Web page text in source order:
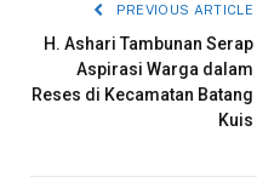
PREVIOUS ARTICLE
H. Ashari Tambunan Serap
Aspirasi Warga dalam
Reses di Kecamatan Batang
Kuis